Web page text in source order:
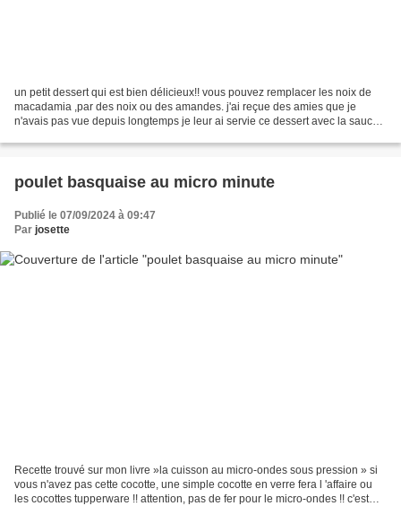
un petit dessert qui est bien délicieux!! vous pouvez remplacer les noix de
macadamia ,par des noix ou des amandes. j'ai reçue des amies que je
n'avais pas vue depuis longtemps je leur ai servie ce dessert avec la sauce
poulet basquaise au micro minute
Publié le 07/09/2024 à 09:47
Par josette
Recette trouvé sur mon livre »la cuisson au micro-ondes sous pression » si
vous n'avez pas cette cocotte, une simple cocotte en verre fera l 'affaire ou
les cocottes tupperware !! attention, pas de fer pour le micro-ondes !! c'est